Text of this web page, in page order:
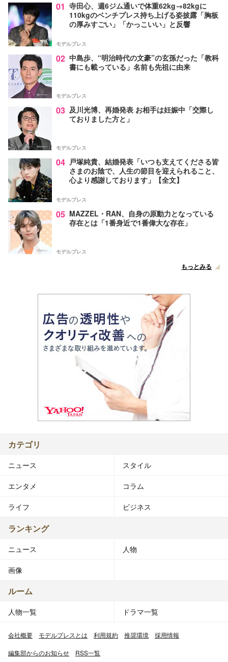
01 寺田心、週6ジム通いで体重62kg→82kgに
110kgのベンチプレス持ち上げる姿披露「胸板
の厚みすごい」「かっこいい」と反響
モデルプレス
02 中島歩、“明治時代の文豪”の玄孫だった「教科
書にも載っている」名前も先祖に由来
モデルプレス
03 及川光博、再婚発表 お相手は妊娠中「交際し
ておりました方と」
モデルプレス
04 戸塚純貴、結婚発表「いつも支えてくださる皆
さまのお陰で、人生の節目を迎えられること、
心より感謝しております」【全文】
モデルプレス
05 MAZZEL・RAN、自身の原動力となっている
存在とは「1番身近で1番偉大な存在」
モデルプレス
もっとみる
カテゴリ
ニュース スタイル
エンタメ コラム
ライフ ビジネス
ランキング
ニュース 人物
画像
ルーム
人物一覧 ドラマ一覧
会社概要 モデルプレスとは 利用規約 推奨環境 採用情報
編集部からのお知らせ RSS一覧